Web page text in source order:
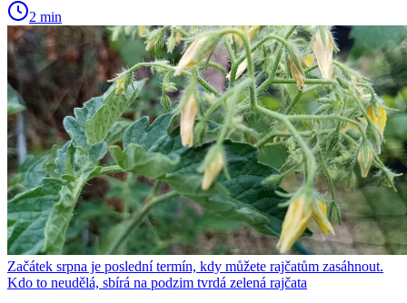
2 min
Začátek srpna je poslední termín, kdy můžete rajčatům zasáhnout.
Kdo to neudělá, sbírá na podzim tvrdá zelená rajčata